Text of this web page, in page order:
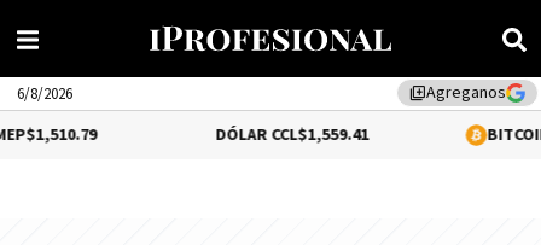
library_addAgreganos
6/8/2026
$1,559.41 0.12%